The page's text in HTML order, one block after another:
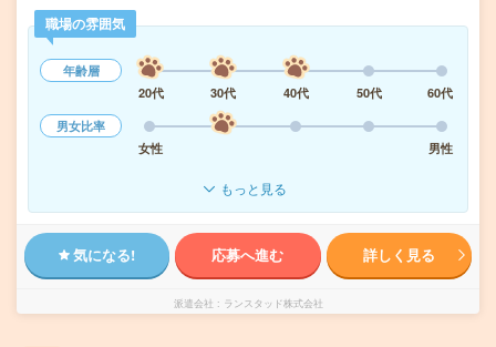
職場の雰囲気
年齢層
20代
30代 40代 50代
60代
男女比率
女性
男性
もっと見る
気になる! 応募へ進む 詳しく見る
派遣会社 ランスタッド株式会社